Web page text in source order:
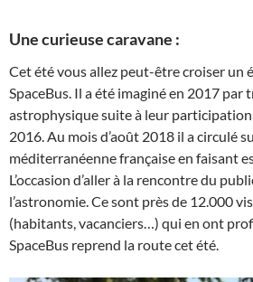
Une curieuse caravane :
Cet été vous allez peut-être croiser un
SpaceBus. Il a été imaginé en 2017 par
astrophysique suite à leur participation
2016. Au mois d’août 2018 il a circulé
méditerranéenne française en faisant
L’occasion d’aller à la rencontre du
l’astronomie. Ce sont près de 12.000
(habitants, vacanciers…) qui en ont
SpaceBus reprend la route cet été.